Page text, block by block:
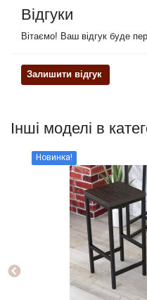
Відгуки
Вітаємо! Ваш відгук буде
Залишити відгук
Інші моделі в
Новинка!